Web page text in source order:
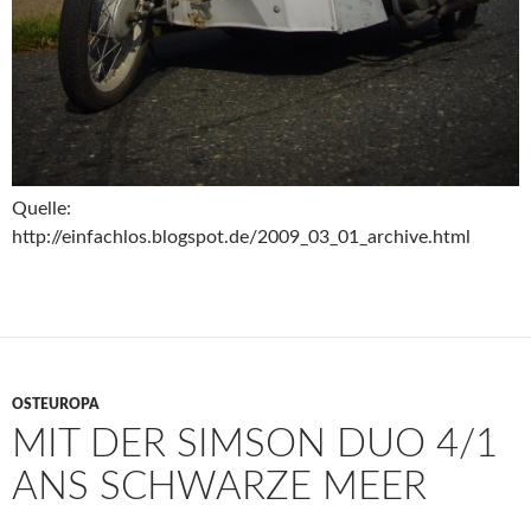
Quelle:
http://einfachlos.blogspot.de/2009_03_01_archive.html
OSTEUROPA
MIT DER SIMSON DUO 4/1
ANS SCHWARZE MEER